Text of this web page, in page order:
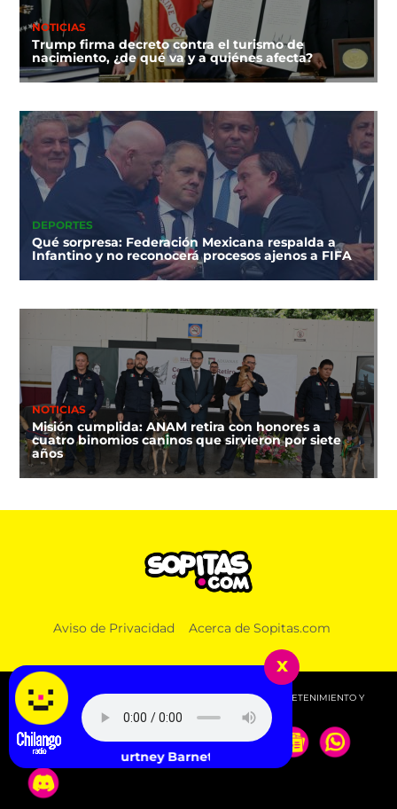
NOTICIAS
Trump firma decreto contra el turismo de
nacimiento, ¿de qué va y a quiénes afecta?
DEPORTES
Qué sorpresa: Federación Mexicana respalda a
Infantino y no reconocerá procesos ajenos a FIFA
NOTICIAS
Misión cumplida: ANAM retira con honores a
cuatro binomios caninos que sirvieron por siete
años
Aviso de Privacidad Acerca de Sopitas.com
© 2026 SOPITAS.COM - MÚSICA, NOTICIAS, DEPORTES, ENTRETENIMIENTO Y
MÁS!.
x
Courtney Barnett - Mantis